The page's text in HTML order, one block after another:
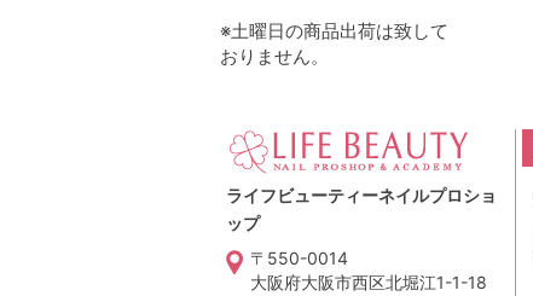
※土曜日の商品出荷は致して
おりません。
ライフビューティーネイルプロショ
ップ
〒550-0014
大阪府大阪市西区北堀江1-1-18